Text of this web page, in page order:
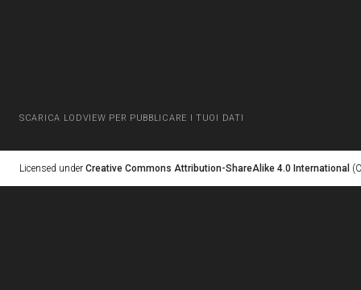
SCARICA LODVIEW PER PUBBLICARE I TUOI DATI
Licensed under Creative Commons Attribution-ShareAlike 4.0 International